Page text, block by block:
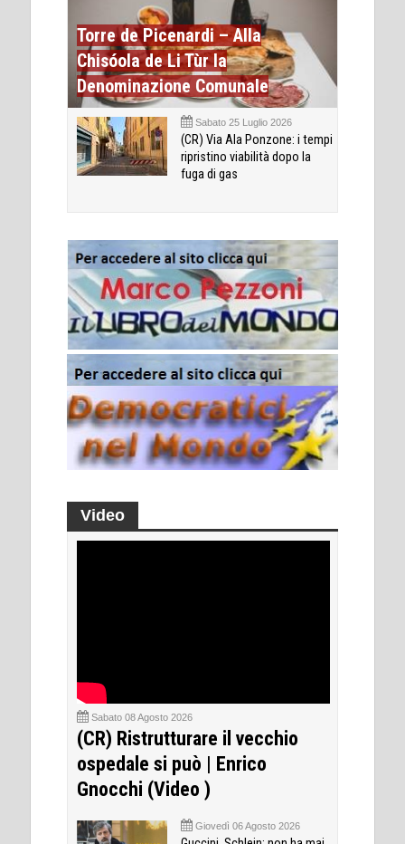
Torre de Picenardi – Alla
Chisóola de Li Tùr la
Denominazione Comunale
Sabato 25 Luglio 2026
(CR) Via Ala Ponzone: i tempi
ripristino viabilità dopo la
fuga di gas
Video
Sabato 08 Agosto 2026
(CR) Ristrutturare il vecchio
ospedale si può | Enrico
Gnocchi (Video )
Giovedì 06 Agosto 2026